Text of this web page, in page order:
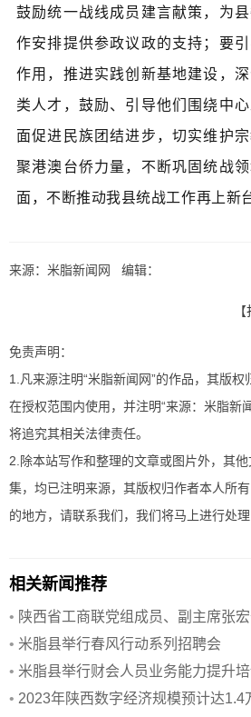
鼓励统一战线成员建言献策，为
作安排提供参政议政的支持；要
作用，推进实践创新基地建设，
类人才，鼓励、引导他们围绕中
面促进民族团结进步，切实维护
聚港澳台侨力量，不断巩固统战
面，不断推动我县统战工作再上新
来源：米脂新闻网 编辑：
【
免责声明：
1.凡来源注明“米脂新闻网”的作品，其版
在授权范围内使用，并注明“来源：米脂新
将追究其相关法律责任。
2.除本站写作和整理的文章或图片外，其
集，均已注明来源，其版权归作者本人所
的地方，请联系我们，我们将马上进行处理
相关新闻推荐
• 陕西省工商联党组成员、副主席张
设
• 米脂县举行春风行动系列招聘会
• 米脂县举行财会人员业务能力提升
• 2023年陕西数字经济规模预计达1.4